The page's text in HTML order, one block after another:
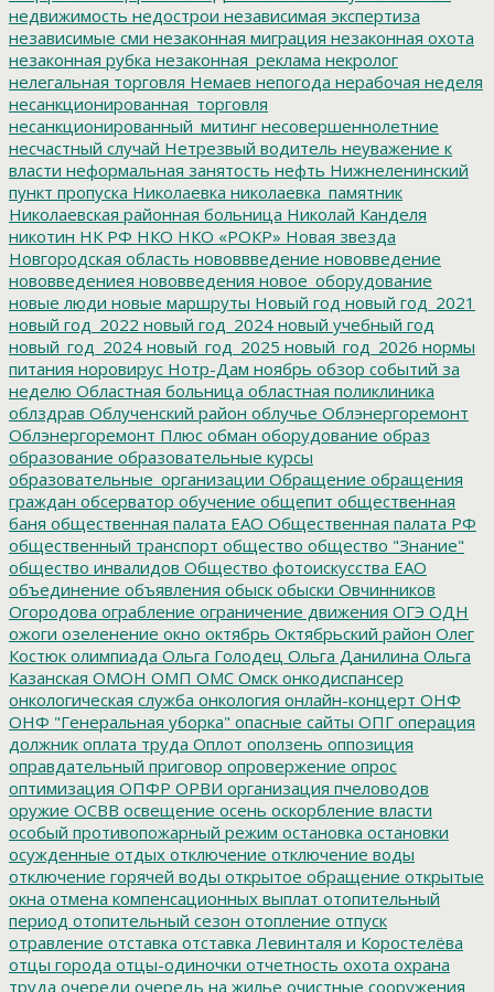
недвижимость недострои независимая экспертиза
независимые сми незаконная миграция незаконная охота
незаконная рубка незаконная_реклама некролог
нелегальная торговля Немаев непогода нерабочая неделя
несанкционированная_торговля
несанкционированный_митинг несовершеннолетние
несчастный случай Нетрезвый водитель неуважение к
власти неформальная занятость нефть Нижнеленинский
пункт пропуска Николаевка николаевка_памятник
Николаевская районная больница Николай Канделя
никотин НК РФ НКО НКО «РОКР» Новая звезда
Новгородская область нововвведение нововведение
нововведениея нововведения новое_оборудование
новые люди новые маршруты Новый год новый год_2021
новый год_2022 новый год_2024 новый учебный год
новый_год_2024 новый_год_2025 новый_год_2026 нормы
питания норовирус Нотр-Дам ноябрь обзор событий за
неделю Областная больница областная поликлиника
облздрав Облученский район облучье Облэнергоремонт
Облэнергоремонт Плюс обман оборудование образ
образование образовательные курсы
образовательные_организации Обращение обращения
граждан обсерватор обучение общепит общественная
баня общественная палата ЕАО Общественная палата РФ
общественный транспорт общество общество "Знание"
общество инвалидов Общество фотоискусства ЕАО
объединение объявления обыск обыски Овчинников
Огородова ограбление ограничение движения ОГЭ ОДН
ожоги озеленение окно октябрь Октябрьский район Олег
Костюк олимпиада Ольга Голодец Ольга Данилина Ольга
Казанская ОМОН ОМП ОМС Омск онкодиспансер
онкологическая служба онкология онлайн-концерт ОНФ
ОНФ "Генеральная уборка" опасные сайты ОПГ операция
должник оплата труда Оплот оползень оппозиция
оправдательный приговор опровержение опрос
оптимизация ОПФР ОРВИ организация пчеловодов
оружие ОСВВ освещение осень оскорбление власти
особый противопожарный режим остановка остановки
осужденные отдых отключение отключение воды
отключение горячей воды открытое обращение открытые
окна отмена компенсационных выплат отопительный
период отопительный сезон отопление отпуск
отравление отставка отставка Левинталя и Коростелёва
отцы города отцы-одиночки отчетность охота охрана
труда очереди очередь на жилье очистные сооружения